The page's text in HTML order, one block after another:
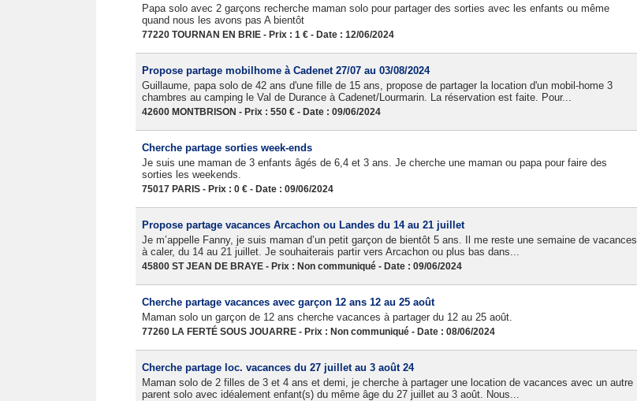
Papa solo avec 2 garçons recherche maman solo pour partager des sorties avec les enfants ou même
quand nous les avons pas A bientôt
77220 TOURNAN EN BRIE - Prix : 1 € - Date : 12/06/2024
Propose partage mobilhome à Cadenet 27/07 au 03/08/2024
Guillaume, papa solo de 42 ans d'une fille de 15 ans, propose de partager la location d'un mobil-home 3
chambres au camping le Val de Durance à Cadenet/Lourmarin. La réservation est faite. Pour...
42600 MONTBRISON - Prix : 550 € - Date : 09/06/2024
Cherche partage sorties week-ends
Je suis une maman de 3 enfants âgés de 6,4 et 3 ans. Je cherche une maman ou papa pour faire des
sorties les weekends.
75017 PARIS - Prix : 0 € - Date : 09/06/2024
Propose partage vacances Arcachon ou Landes du 14 au 21 juillet
Je m’appelle Fanny, je suis maman d’un petit garçon de bientôt 5 ans. Il me reste une semaine de vacances
à caler, du 14 au 21 juillet. Je souhaiterais partir vers Arcachon ou plus bas dans...
45800 ST JEAN DE BRAYE - Prix : Non communiqué - Date : 09/06/2024
Cherche partage vacances avec garçon 12 ans 12 au 25 août
Maman solo un garçon de 12 ans cherche vacances à partager du 12 au 25 août.
77260 LA FERTÉ SOUS JOUARRE - Prix : Non communiqué - Date : 08/06/2024
Cherche partage loc. vacances du 27 juillet au 3 août 24
Maman solo de 2 filles de 3 et 4 ans et demi, je cherche à partager une location de vacances avec un autre
parent solo avec idéalement enfant(s) du même âge du 27 juillet au 3 août. Nous...